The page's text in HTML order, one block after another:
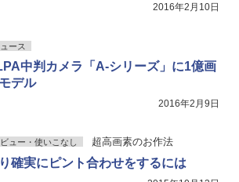
2016年2月10日
ース
中判カメラ「A-シリーズ」に1億画
デル
2016年2月9日
ュー・使いこなし 超高画素のお作法
確実にピント合わせをするには